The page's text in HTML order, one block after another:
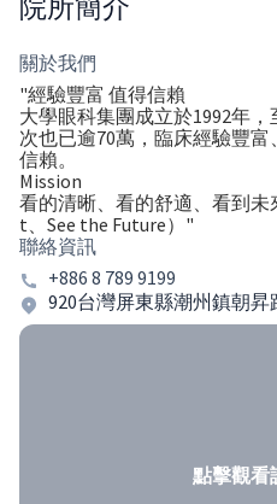
關於我們
"經驗豐富 值得信賴
大學眼科集團成立於1992年
次也已逾70萬，臨床經驗豐
信賴。
Mission
看的清晰、看的舒適、看到未
t、See the Future）"
聯絡資訊
+886 8 789 9199
920台灣屏東縣潮州鎮朝昇
點擊觀看